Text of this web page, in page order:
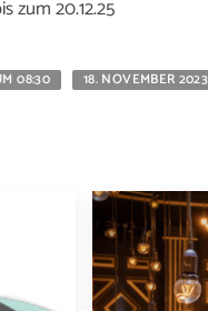
zum 20.12.25
08:30 18. NOVEMBER